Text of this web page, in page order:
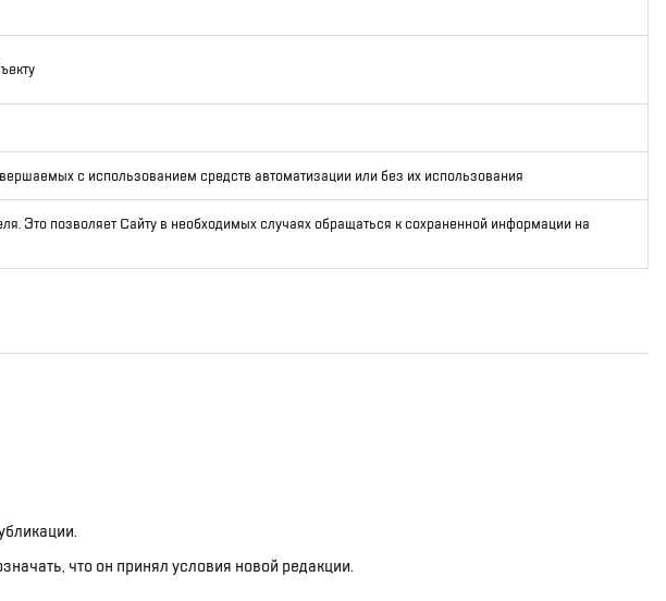
с использованием средств автоматизации или без их использования
Это позволяет Сайту в необходимых случаях обращаться к сохраненной информации на
что он принял условия новой редакции.